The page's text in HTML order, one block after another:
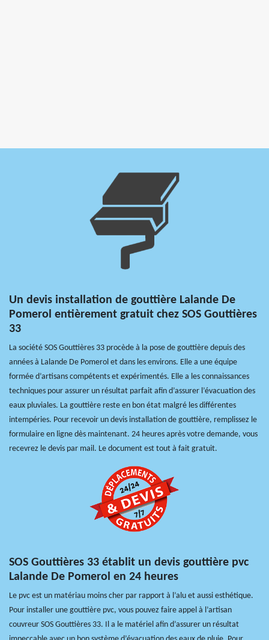
Un devis installation de gouttière Lalande De
Pomerol entièrement gratuit chez SOS Gouttières
33
La société SOS Gouttières 33 procède à la pose de gouttière depuis des
années à Lalande De Pomerol et dans les environs. Elle a une équipe
formée d’artisans compétents et expérimentés. Elle a les connaissances
techniques pour assurer un résultat parfait afin d’assurer l’évacuation des
eaux pluviales. La gouttière reste en bon état malgré les différentes
intempéries. Pour recevoir un devis installation de gouttière, remplissez le
formulaire en ligne dès maintenant. 24 heures après votre demande, vous
recevrez le devis par mail. Le document est tout à fait gratuit.
SOS Gouttières 33 établit un devis gouttière pvc
Lalande De Pomerol en 24 heures
Le pvc est un matériau moins cher par rapport à l’alu et aussi esthétique.
Pour installer une gouttière pvc, vous pouvez faire appel à l’artisan
couvreur SOS Gouttières 33. Il a le matériel afin d’assurer un résultat